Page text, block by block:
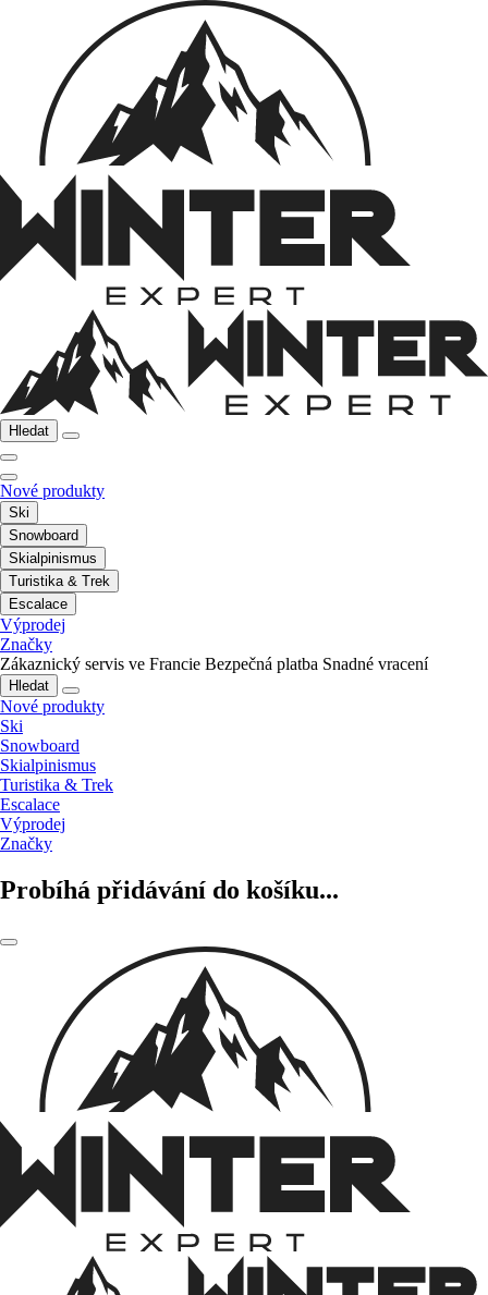
Hledat
Nové produkty
Ski
Snowboard
Skialpinismus
Turistika & Trek
Escalace
Výprodej
Značky
Zákaznický servis ve Francie Bezpečná platba Snadné vracení
Hledat
Nové produkty
Ski
Snowboard
Skialpinismus
Turistika & Trek
Escalace
Výprodej
Značky
Probíhá přidávání do košíku...